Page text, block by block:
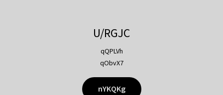
U/RGJC
qQPLVh
qObvX7
nYKQKg